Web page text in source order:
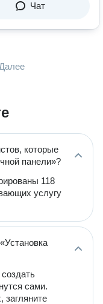
Чат
Далее
которые
панели»?
118
услугу
сами.